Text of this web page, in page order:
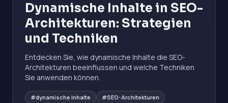
Dynamische Inhalte in SEO-
Architekturen: Strategien
und Techniken
Entdecken Sie, wie dynamische Inhalte die SEO-
Architekturen beeinflussen und welche Techniken
Sie anwenden können.
#dynamische Inhalte
#SEO-Architekturen